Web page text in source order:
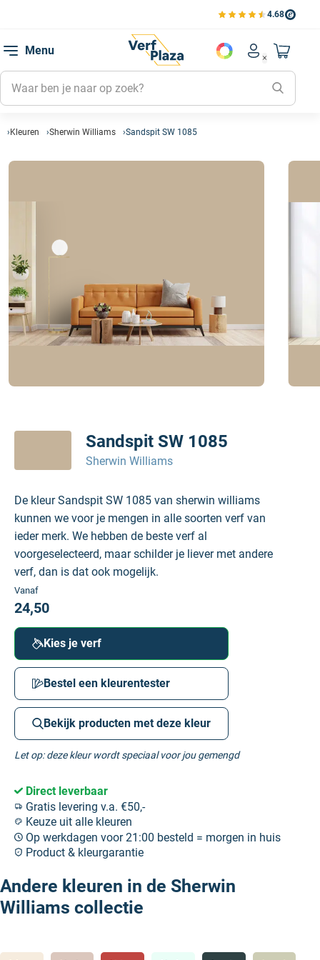
4.68
Bekijk de verfplaza
Menu
Account
Mijn
Mijn
Mijn
Naar
Kleuren Sherwin Williams Sandspit SW 1085
Sandspit SW 1085
Sherwin Williams
De kleur Sandspit SW 1085 van sherwin williams
kunnen we voor je mengen in alle soorten verf van
ieder merk. We hebben de beste verf al
voorgeselecteerd, maar schilder je liever met andere
verf, dan is dat ook mogelijk.
Vanaf
24,50
Kies je verf
Bestel een kleurentester
Bekijk producten met deze kleur
Let op: deze kleur wordt speciaal voor jou gemengd
Direct leverbaar
Gratis levering v.a. €50,-
Keuze uit alle kleuren
Op werkdagen voor 21:00 besteld = morgen in huis
Product & kleurgarantie
Andere kleuren in de Sherwin
Williams collectie